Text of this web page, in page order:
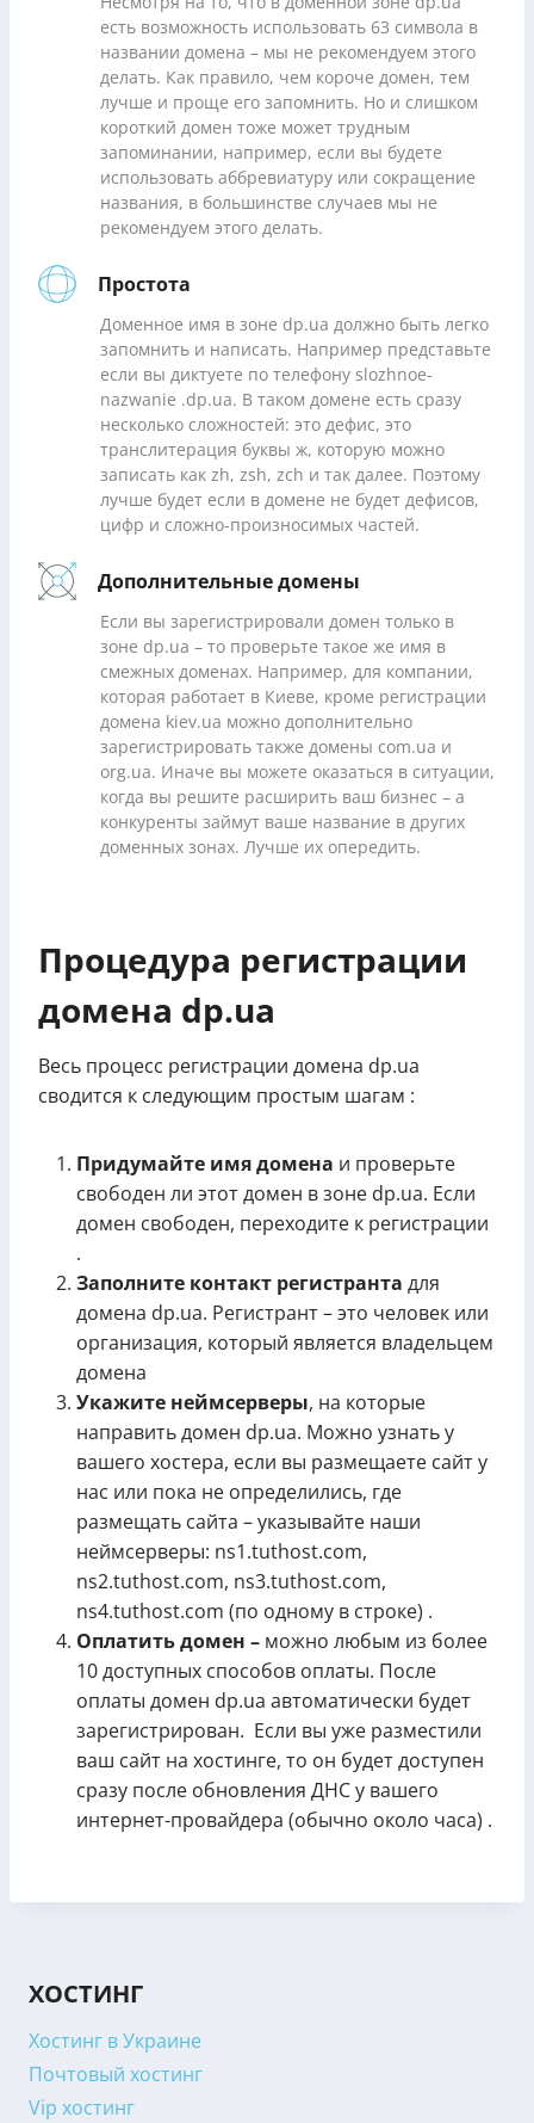
есть возможность использовать 63 символа в
названии домена – мы не рекомендуем этого
делать. Как правило, чем короче домен, тем
лучше и проще его запомнить. Но и слишком
короткий домен тоже может трудным
запоминании, например, если вы будете
использовать аббревиатуру или сокращение
названия, в большинстве случаев мы не
рекомендуем этого делать.
Простота
Доменное имя в зоне dp.ua должно быть легко
запомнить и написать. Например представьте
если вы диктуете по телефону slozhnoe-
nazwanie .dp.ua. В таком домене есть сразу
несколько сложностей: это дефис, это
транслитерация буквы ж, которую можно
записать как zh, zsh, zch и так далее. Поэтому
лучше будет если в домене не будет дефисов,
цифр и сложно-произносимых частей.
Дополнительные домены
Если вы зарегистрировали домен только в
зоне dp.ua – то проверьте такое же имя в
смежных доменах. Например, для компании,
которая работает в Киеве, кроме регистрации
домена kiev.ua можно дополнительно
зарегистрировать также домены com.ua и
org.ua. Иначе вы можете оказаться в ситуации,
когда вы решите расширить ваш бизнес – а
конкуренты займут ваше название в других
доменных зонах. Лучше их опередить.
Процедура регистрации
домена dp.ua
Весь процесс регистрации домена dp.ua
сводится к следующим простым шагам :
Придумайте имя домена и проверьте
свободен ли этот домен в зоне dp.ua. Если
домен свободен, переходите к регистрации
.
Заполните контакт регистранта для
домена dp.ua. Регистрант – это человек или
организация, который является владельцем
домена
Укажите неймсерверы, на которые
направить домен dp.ua. Можно узнать у
вашего хостера, если вы размещаете сайт у
нас или пока не определились, где
размещать сайта – указывайте наши
неймсерверы: ns1.tuthost.com,
ns2.tuthost.com, ns3.tuthost.com,
ns4.tuthost.com (по одному в строке) .
Оплатить домен – можно любым из более
10 доступных способов оплаты. После
оплаты домен dp.ua автоматически будет
зарегистрирован. Если вы уже разместили
ваш сайт на хостинге, то он будет доступен
сразу после обновления ДНС у вашего
интернет-провайдера (обычно около часа) .
ХОСТИНГ
Хостинг в Украине
Почтовый хостинг
Vip хостинг